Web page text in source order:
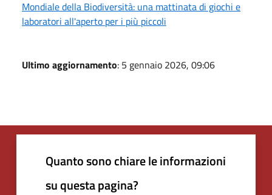
Mondiale della Biodiversità: una mattinata di giochi e
laboratori all'aperto per i più piccoli
Ultimo aggiornamento: 5 gennaio 2026, 09:06
Quanto sono chiare le informazioni
su questa pagina?